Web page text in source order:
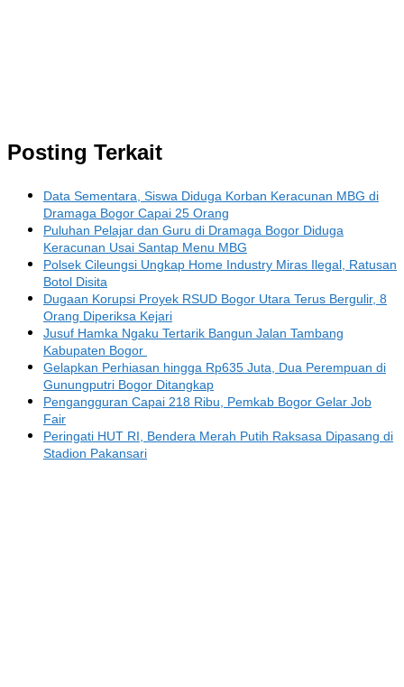
Posting Terkait
Data Sementara, Siswa Diduga Korban Keracunan MBG di
Dramaga Bogor Capai 25 Orang
Puluhan Pelajar dan Guru di Dramaga Bogor Diduga
Keracunan Usai Santap Menu MBG
Polsek Cileungsi Ungkap Home Industry Miras Ilegal, Ratusan
Botol Disita
Dugaan Korupsi Proyek RSUD Bogor Utara Terus Bergulir, 8
Orang Diperiksa Kejari
Jusuf Hamka Ngaku Tertarik Bangun Jalan Tambang
Kabupaten Bogor
Gelapkan Perhiasan hingga Rp635 Juta, Dua Perempuan di
Gunungputri Bogor Ditangkap
Pengangguran Capai 218 Ribu, Pemkab Bogor Gelar Job
Fair
Peringati HUT RI, Bendera Merah Putih Raksasa Dipasang di
Stadion Pakansari